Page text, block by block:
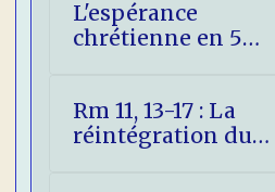
L'espérance
chrétienne en 5
Rm 11, 13-17 : La
réintégration du